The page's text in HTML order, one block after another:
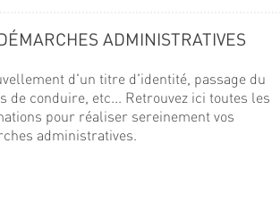
ADMINISTRATIVES
d'un titre d'identité, passage du
de conduire, etc... Retrouvez ici toutes les
pour réaliser sereinement vos
administratives.